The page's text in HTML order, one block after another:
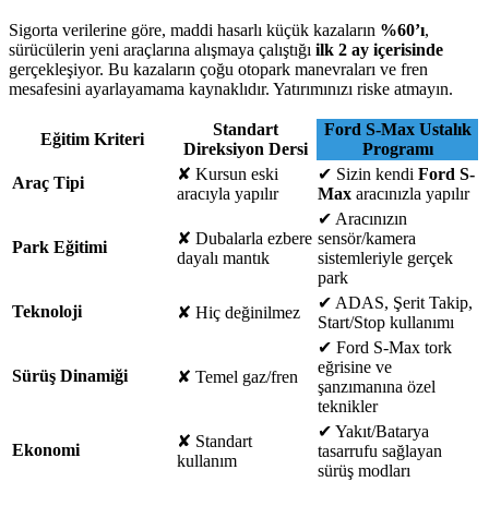
Sigorta verilerine göre, maddi hasarlı küçük kazaların %60’ı,
sürücülerin yeni araçlarına alışmaya çalıştığı ilk 2 ay içerisinde
gerçekleşiyor. Bu kazaların çoğu otopark manevraları ve fren
mesafesini ayarlayamama kaynaklıdır. Yatırımınızı riske atmayın.
Eğitim Kriteri
Standart
Direksiyon Dersi
Ford S-Max Ustalık
Programı
Araç Tipi
✘ Kursun eski
aracıyla yapılır
✔ Sizin kendi Ford S-
Max aracınızla yapılır
Park Eğitimi ✘ Dubalarla ezbere
dayalı mantık
✔ Aracınızın
sensör/kamera
sistemleriyle gerçek
park
Teknoloji
✘ Hiç değinilmez
✔ ADAS, Şerit Takip,
Start/Stop kullanımı
Sürüş Dinamiği ✘ Temel gaz/fren
✔ Ford S-Max tork
eğrisine ve
şanzımanına özel
teknikler
Ekonomi ✘ Standart
kullanım
✔ Yakıt/Batarya
tasarrufu sağlayan
sürüş modları